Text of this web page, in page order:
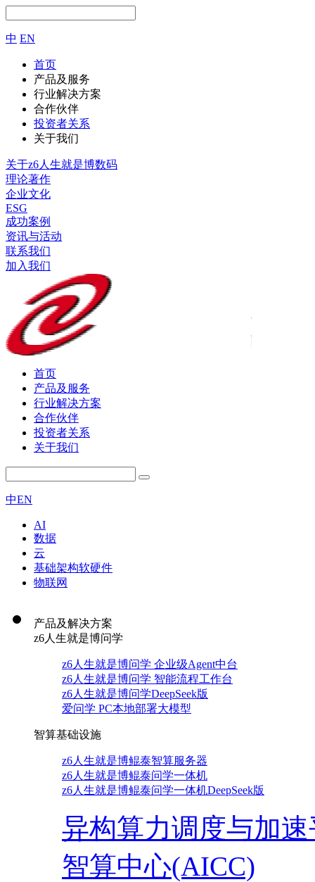
中 EN
首页
产品及服务
行业解决方案
合作伙伴
投资者关系
关于我们
关于z6人生就是博数码
理论著作
企业文化
ESG
成功案例
资讯与活动
联系我们
加入我们
首页
产品及服务
行业解决方案
合作伙伴
投资者关系
关于我们
中EN
AI
数据
云
基础架构软硬件
物联网
产品及解决方案
z6人生就是博问学
z6人生就是博问学 企业级Agent中台
z6人生就是博问学 智能流程工作台
z6人生就是博问学DeepSeek版
爱问学 PC本地部署大模型
智算基础设施
z6人生就是博鲲泰智算服务器
z6人生就是博鲲泰问学一体机
z6人生就是博鲲泰问学一体机DeepSeek版
异构算力调度与加
智算中心(AICC)